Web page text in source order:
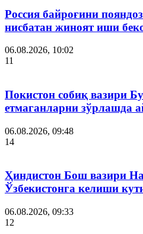
Россия байроғини
нисбатан жиноят иши
06.08.2026, 10:02
11
Покистон собиқ вазири
етмаганларни зўрлашда
06.08.2026, 09:48
14
Ҳиндистон Бош вазири
Ўзбекистонга келиши
06.08.2026, 09:33
12